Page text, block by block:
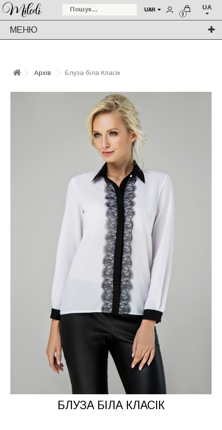
UAH UA
0
МЕНЮ
Архів Блуза біла Класік
БЛУЗА БІЛА КЛАСІК